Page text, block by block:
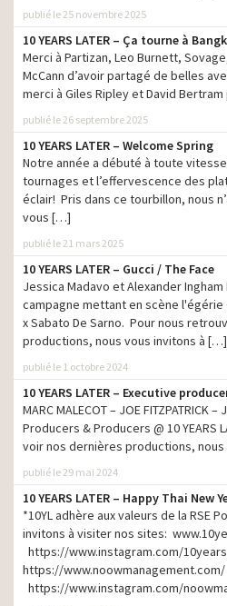
Nike US– BaM // Run by Rebels
PRINT
publié le 25 novembre 2025
10 YEARS LATER – Ça tourne à
Merci à Partizan, Leo Burnett,
McCann d’avoir partagé de belles
merci à Giles Ripley et David
publié le 26 septembre 2025
10 YEARS LATER – Welcome Spring
Notre année a débuté à toute
tournages et l’effervescence des
éclair! Pris dans ce tourbillon, nous
vous […]
publié le 21 mars 2025
10 YEARS LATER – Gucci / The Face
Jessica Madavo et Alexander
campagne mettant en scène l'égérie
x Sabato De Sarno. Pour nous
productions, nous vous invitons à […]
publié le 1 octobre 2024
10 YEARS LATER – Executive
MARC MALECOT – JOE FITZPATRICK
Producers & Producers @ 10 YEARS
voir nos dernières productions,
publié le 29 mai 2024
10 YEARS LATER – Happy Thai New
*10YL adhère aux valeurs de la RSE
invitons à visiter nos sites:
https://www.instagram.com/
https://
https://www.instagram.com/